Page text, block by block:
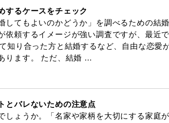
するケースをチェック
してもよいのかどうか」を調べるための結
依頼するイメージが強い調査ですが、最近
知り合った方と結婚するなど、自由な恋愛
ります。 ただ、結婚 …
とバレないための注意点
しょうか。「名家や家柄を大切にする家庭